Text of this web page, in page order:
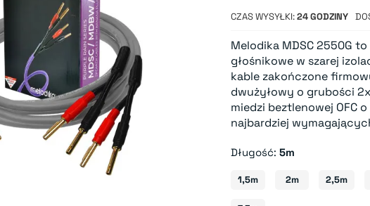
CZAS WYSYŁKI 24 GODZINY
Melodika MDSC 2550G
głośnikowe w szarej
kable zakończone
dwużyłowy o grubości
miedzi beztlenowej OFC
najbardziej
Długość:5m
1,5m 2m 2,5m